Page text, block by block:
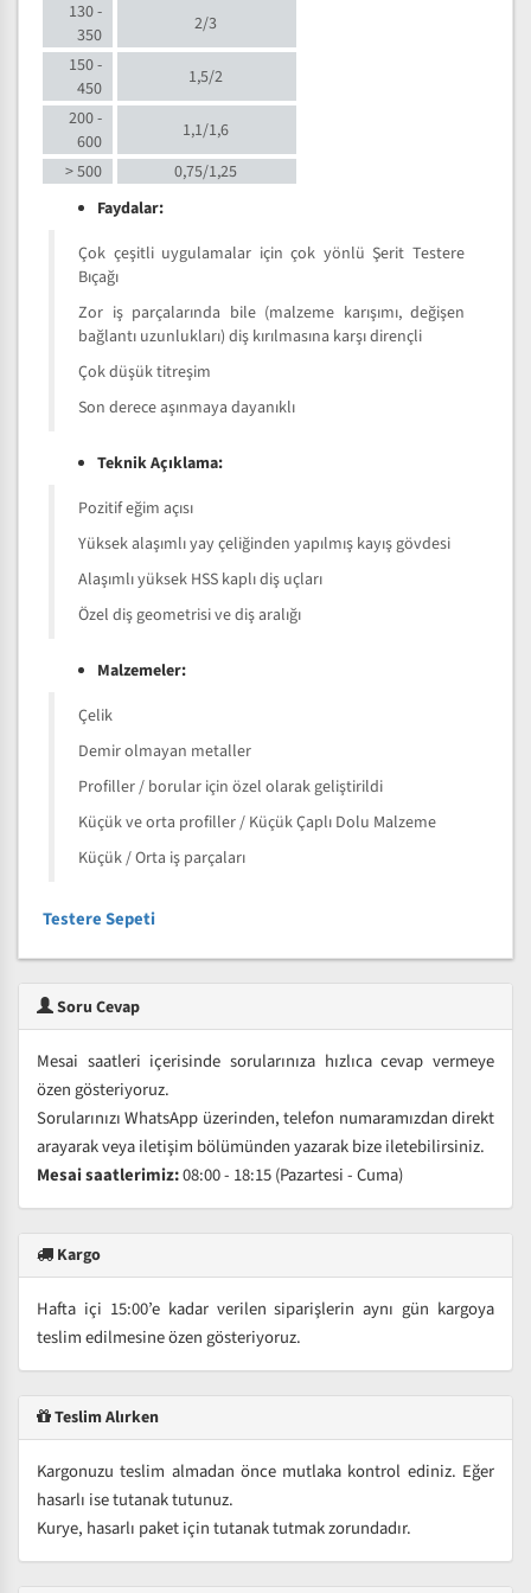
130 -
350
2/3
150 -
450
1,5/2
200 -
600
1,1/1,6
> 500
0,75/1,25
Faydalar:
Çok çeşitli uygulamalar için çok yönlü Şerit Testere
Bıçağı
Zor iş parçalarında bile (malzeme karışımı, değişen
bağlantı uzunlukları) diş kırılmasına karşı dirençli
Çok düşük titreşim
Son derece aşınmaya dayanıklı
Teknik Açıklama:
Pozitif eğim açısı
Yüksek alaşımlı yay çeliğinden yapılmış kayış gövdesi
Alaşımlı yüksek HSS kaplı diş uçları
Özel diş geometrisi ve diş aralığı
Malzemeler:
Çelik
Demir olmayan metaller
Profiller / borular için özel olarak geliştirildi
Küçük ve orta profiller / Küçük Çaplı Dolu Malzeme
Küçük / Orta iş parçaları
Testere Sepeti
Soru Cevap
Mesai saatleri içerisinde sorularınıza hızlıca cevap vermeye
özen gösteriyoruz.
Sorularınızı WhatsApp üzerinden, telefon numaramızdan direkt
arayarak veya iletişim bölümünden yazarak bize iletebilirsiniz.
Mesai saatlerimiz:08:00 - 18:15 (Pazartesi - Cuma)
Kargo
Hafta içi 15:00’e kadar verilen siparişlerin aynı gün kargoya
teslim edilmesine özen gösteriyoruz.
Teslim Alırken
Kargonuzu teslim almadan önce mutlaka kontrol ediniz. Eğer
hasarlı ise tutanak tutunuz.
Kurye, hasarlı paket için tutanak tutmak zorundadır.